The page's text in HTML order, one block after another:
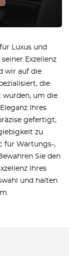
Luxus und
Exzellenz
wir auf die
die
wurden, um die
Ihres
gefertigt,
zu
für Wartungs-,
Sie den
Ihres
und halten